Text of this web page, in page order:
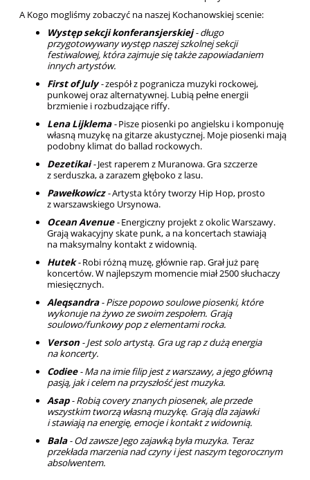
A Kogo mogliśmy zobaczyć na naszej Kochanowskiej scenie:
Występ sekcji konferansjerskiej- długo
przygotowywany występ naszej szkolnej sekcji
festiwalowej, która zajmuje się także zapowiadaniem
innych artystów.
First of July-zespół z pogranicza muzyki rockowej,
punkowej oraz alternatywnej. Lubią pełne energii
brzmienie i rozbudzające riffy.
Lena Lijklema-Pisze piosenki po angielsku i komponuję
własną muzykę na gitarze akustycznej. Moje piosenki mają
podobny klimat do ballad rockowych.
Dezetikai-Jest raperem z Muranowa. Gra szczerze
z serduszka, a zarazem głęboko z lasu.
Pawełkowicz-Artysta który tworzy Hip Hop, prosto
z warszawskiego Ursynowa.
Ocean Avenue-Energiczny projekt z okolic Warszawy.
Grają wakacyjny skate punk, a na koncertach stawiają
na maksymalny kontakt z widownią.
Hutek-Robi różną muzę, głównie rap. Grał już parę
koncertów. W najlepszym momencie miał 2500 słuchaczy
miesięcznych.
Aleqsandra- Pisze popowo soulowe piosenki, które
wykonuje na żywo ze swoim zespołem. Grają
soulowo/funkowy pop z elementami rocka.
Verson - Jest solo artystą. Gra ug rap z dużą energia
na koncerty.
Codiee- Ma na imie filip jest z warszawy, a jego główną
pasją, jak i celem na przyszłość jest muzyka.
Asap- Robią covery znanych piosenek, ale przede
wszystkim tworzą własną muzykę. Grają dla zajawki
i stawiają na energię, emocje i kontakt z widownią.
Bala- Od zawsze Jego zajawką była muzyka. Teraz
przekłada marzenia nad czyny i jest naszym tegorocznym
absolwentem.